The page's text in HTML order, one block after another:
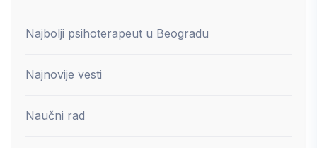
Najbolji psihoterapeut u Beogradu
Najnovije vesti
Naučni rad